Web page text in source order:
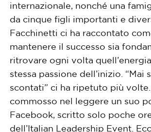
internazionale, nonché una
da cinque figli importanti e
Facchinetti ci ha raccontato
mantenere il successo sia
ritrovare ogni volta
stessa passione dell’inizio. “Mai
scontati” ci ha ripetuto più
commosso nel leggere un suo
Facebook, scritto solo poche
dell’Italian Leadership Event.